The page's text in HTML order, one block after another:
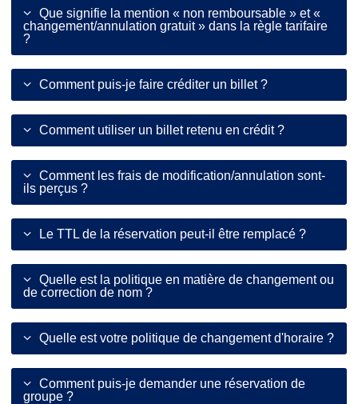
Que signifie la mention « non remboursable » et «
changement/annulation gratuit » dans la règle tarifaire
?
Comment puis-je faire créditer un billet ?
Comment utiliser un billet retenu en crédit ?
Comment les frais de modification/annulation sont-
ils perçus ?
Le TTL de la réservation peut-il être remplacé ?
Quelle est la politique en matière de changement ou
de correction de nom ?
Quelle est votre politique de changement d'horaire ?
Comment puis-je demander une réservation de
groupe ?